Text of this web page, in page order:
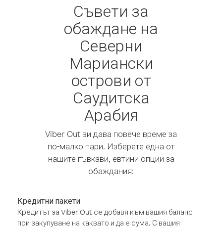
Съвети за
обаждане на
Северни
Мариански
острови от
Саудитска
Арабия
Viber Out ви дава повече време за
по-малко пари. Изберете една от
нашите гъвкави, евтини опции за
обаждания:
Кредитни пакети
Кредитът за Viber Out се добавя към вашия баланс
при закупуване на каквато и да е сума. С вашия